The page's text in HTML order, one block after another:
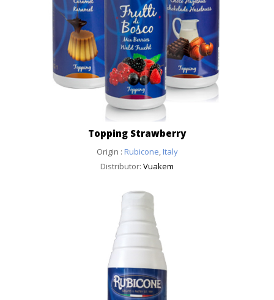
Topping Strawberry
Origin : Rubicone, Italy
Distributor: Vuakem